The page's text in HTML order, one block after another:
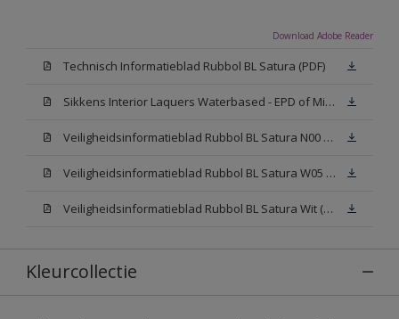
Download Adobe Reader
Technisch Informatieblad Rubbol BL Satura (PDF)
Sikkens Interior Laquers Waterbased - EPD of Milieuproductverklaring
Veiligheidsinformatieblad Rubbol BL Satura N00 (MSDS)
Veiligheidsinformatieblad Rubbol BL Satura W05 (MSDS)
Veiligheidsinformatieblad Rubbol BL Satura Wit (MSDS)
Kleurcollectie